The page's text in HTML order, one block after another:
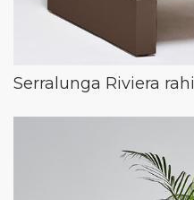
Serralunga Riviera rahi